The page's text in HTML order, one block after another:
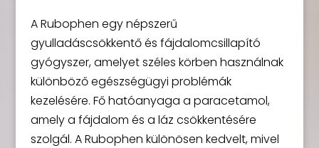
A Rubophen egy népszerű
gyulladáscsökkentő és fájdalomcsillapító
gyógyszer, amelyet széles körben használnak
különböző egészségügyi problémák
kezelésére. Fő hatóanyaga a paracetamol,
amely a fájdalom és a láz csökkentésére
szolgál. A Rubophen különösen kedvelt, mivel